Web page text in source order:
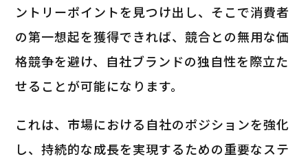
ントリーポイントを見つけ出し、そこで消費者
の第一想起を獲得できれば、競合との無用な価
格競争を避け、自社ブランドの独自性を際立た
せることが可能になります。
これは、市場における自社のポジションを強化
し、持続的な成長を実現するための重要なステ